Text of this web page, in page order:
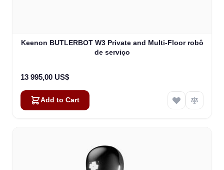
Keenon BUTLERBOT W3 Private and Multi-Floor robô
de serviço
13 995,00 US$
Add to Cart